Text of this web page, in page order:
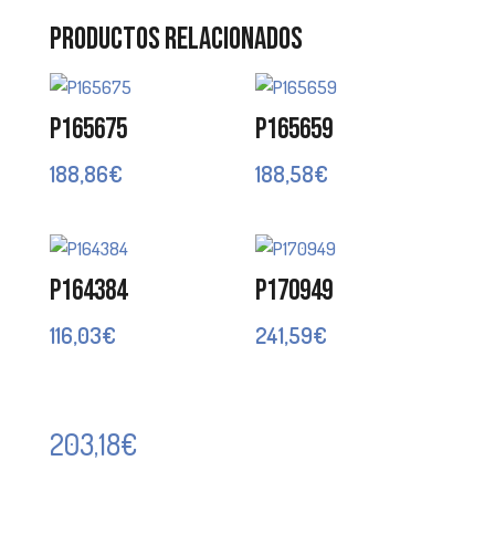
Productos relacionados
P165675
188,86€
P165659
188,58€
P164384
116,03€
P170949
241,59€
203,18€